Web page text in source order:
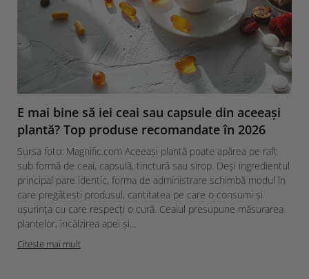
E mai bine să iei ceai sau capsule din aceeași
plantă? Top produse recomandate în 2026
Sursa foto: Magnific.com Aceeași plantă poate apărea pe raft
sub formă de ceai, capsulă, tinctură sau sirop. Deși ingredientul
principal pare identic, forma de administrare schimbă modul în
care pregătești produsul, cantitatea pe care o consumi și
ușurința cu care respecți o cură. Ceaiul presupune măsurarea
plantelor, încălzirea apei și...
Citeste mai mult